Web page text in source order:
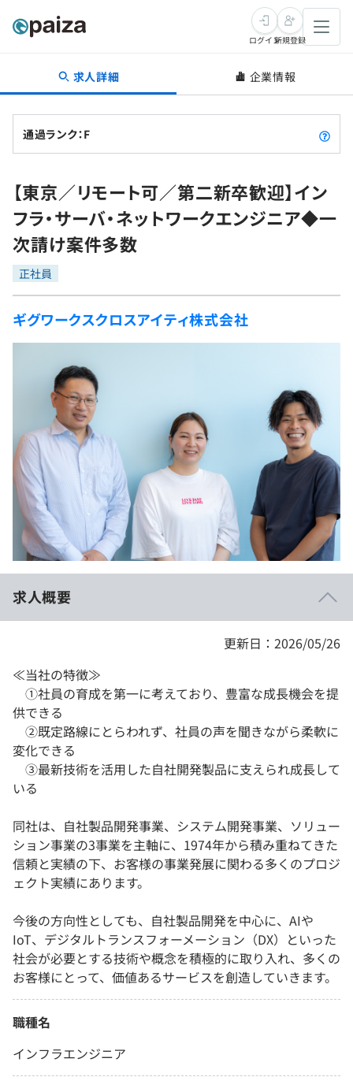
転職・キャリア
転職成功ガイド
転職エージェント
インタビュー
転職成功ガイド
新卒就活
求人検索
本選考
インターン
新卒エージェント
イベント・セミナー
インタビュー
就活成功ガイド
学習
問題集
4択課題
リファレンス
プラン
個人向けプラン
法人向けプラン
学校向けプラン
契約内容・クーポン
プログラミング言語
再チャレンジ結果一覧
ゲーム・マンガ
Tech Team Journal
paiza times
paizaとは？
ログイン新規登録
求人詳細 企業情報
通過ランク：F
【東京／リモート可／第二新卒歓迎】イン
フラ・サーバ・ネットワークエンジニア◆一
次請け案件多数
正社員
ギグワークスクロスアイティ株式会社
求人概要
更新日：2026/05/26
≪当社の特徴≫
①社員の育成を第一に考えており、豊富な成長機会を提
供できる
②既定路線にとらわれず、社員の声を聞きながら柔軟に
変化できる
③最新技術を活用した自社開発製品に支えられ成長して
いる
同社は、自社製品開発事業、システム開発事業、ソリュー
ション事業の3事業を主軸に、1974年から積み重ねてきた
信頼と実績の下、お客様の事業発展に関わる多くのプロジ
ェクト実績にあります。
今後の方向性としても、自社製品開発を中心に、AIや
IoT、デジタルトランスフォーメーション（DX）といった
社会が必要とする技術や概念を積極的に取り入れ、多くの
お客様にとって、価値あるサービスを創造していきます。
職種名
インフラエンジニア